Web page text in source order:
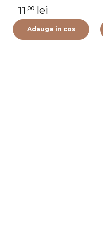
11 ,00 lei
Adauga in cos